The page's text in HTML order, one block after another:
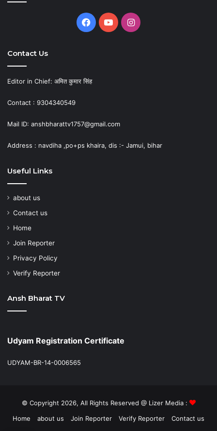
Facebook
YouTubeInstagram
Contact Us
Editor in Chief: अमित कुमार सिंह
Contact : 9304340549
Mail ID: anshbharattv1757@gmail.com
Address : navdiha ,po+ps khaira, dis :- Jamui, bihar
Useful Links
about us
Contact us
Home
Join Reporter
Privacy Policy
Verify Reporter
Ansh Bharat TV
Udyam Registration Certificate
UDYAM-BR-14-0006565
© Copyright 2026, All Rights Reserved @ Lizer Media :
Home
about us Join Reporter Verify Reporter Contact us